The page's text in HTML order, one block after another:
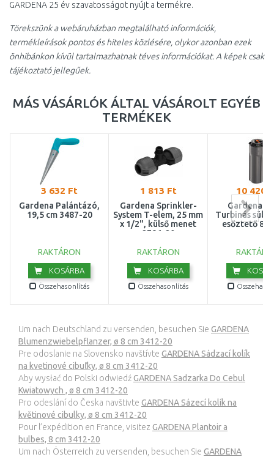
GARDENA 25 év szavatosságot nyújt a termékre.
Törekszünk a webáruházban megtalálható információk,
termékleírások pontos és hiteles közlésére, olykor azonban ezek
önhibánkon kívül tartalmazhatnak téves információkat. A képek csak
tájékoztató jellegűek.
MÁS VÁSÁRLÓK ÁLTAL VÁSÁROLT EGYÉB
TERMÉKEK
3 632 Ft
Gardena Palántázó,
19,5 cm 3487-20
RAKTÁRON
KOSÁRBA
Összehasonlítás
1 813 Ft
Gardena Sprinkler-
System T-elem, 25 mm
x 1/2", külső menet
2786-20
RAKTÁRON
KOSÁRBA
Összehasonlítás
10 420
Gardena T
Turbinás
esőztető
Um nach Deutschland zu versenden, besuchen Sie GARDENA
Blumenzwiebelpflanzer, ø 8 cm 3412-20
Pre odoslanie na Slovensko navštívte GARDENA Sádzací kolík
na kvetinové cibuľky, ø 8 cm 3412-20
Aby wysłać do Polski odwiedźGARDENA Sadzarka Do Cebul
Kwiatowych , ø 8 cm 3412-20
Pro odeslání do Česka navštivte GARDENA Sázecí kolík na
květinové cibulky, ø 8 cm 3412-20
Pour l’expédition en France, visitez GARDENA Plantoir a
bulbes, 8 cm 3412-20
Um nach Österreich zu versenden, besuchen Sie GARDENA